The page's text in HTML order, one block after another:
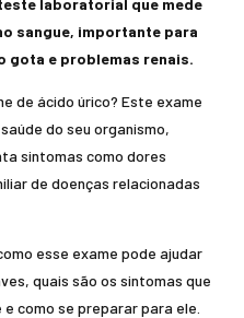
laboratorial que mede
sangue, importante para
gota e problemas renais.
de ácido úrico? Este exame
do seu organismo,
sintomas como dores
de doenças relacionadas
esse exame pode ajudar
quais são os sintomas que
como se preparar para ele.